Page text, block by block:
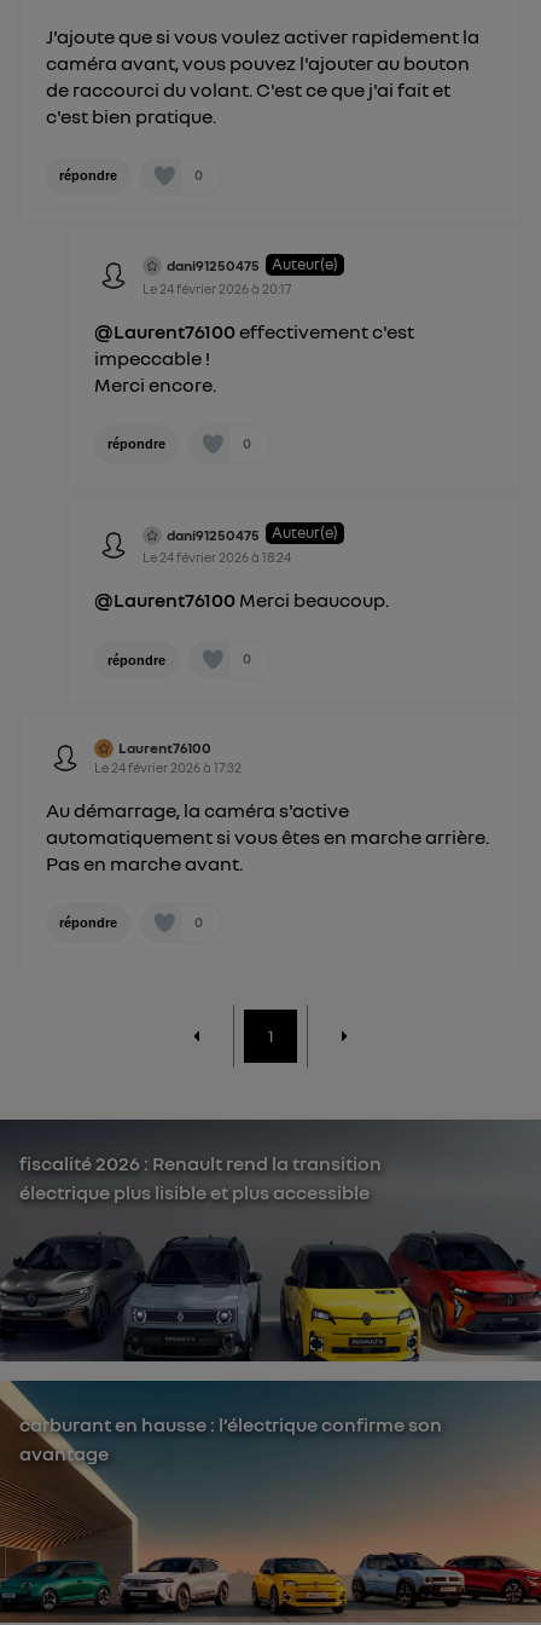
J'ajoute que si vous voulez activer rapidement la
caméra avant, vous pouvez l'ajouter au bouton
de raccourci du volant. C'est ce que j'ai fait et
c'est bien pratique.
répondre 0
dani91250475 Auteur(e)
Le 24 février 2026à 20:17
@Laurent76100effectivement c'est
impeccable !
Merci encore.
répondre 0
dani91250475 Auteur(e)
Le 24 février 2026à18:24
@Laurent76100 Merci beaucoup.
répondre 0
Laurent76100
Le 24 février 2026à17:32
Au démarrage, la caméra s'active
automatiquement si vous êtes en marche arrière.
Pas en marche avant.
répondre 0
1
fiscalité 2026 : Renault rend la transition
électrique plus lisible et plus accessible
carburant en hausse : l’électrique confirme son
avantage